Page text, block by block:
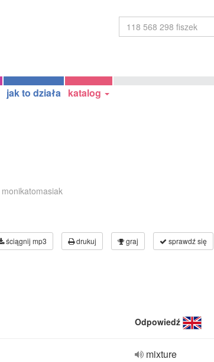
jak to działa katalog
monikatomasiak
ściągnij mp3 drukuj graj sprawdź się
Odpowiedź
mixture